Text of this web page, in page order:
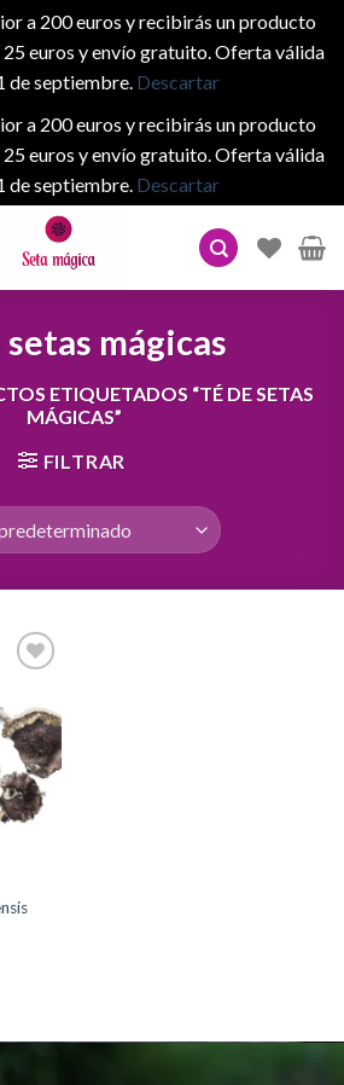
a 200 euros y recibirás un producto
euros y envío gratuito. Oferta válida
de septiembre. Descartar
a 200 euros y recibirás un producto
euros y envío gratuito. Oferta válida
de septiembre. Descartar
mágicas
ETIQUETADOS “TÉ DE SETAS
MÁGICAS”
FILTRAR
Add to
wishlist